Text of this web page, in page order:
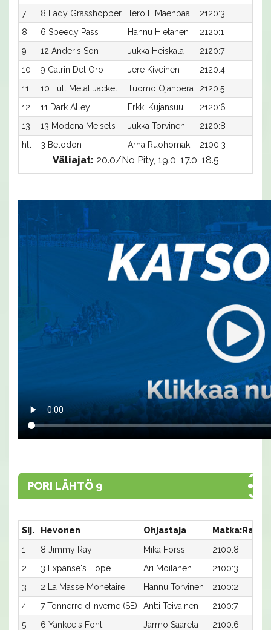
7
8 Lady Grasshopper Tero E Mäenpää 2120:3
8
6 Speedy Pass Hannu Hietanen 2120:1
9
12 Ander's Son Jukka Heiskala 2120:7
10
9 Catrin Del Oro Jere Kiveinen 2120:4
11
10 Full Metal Jacket Tuomo Ojanperä 2120:5
12
11 Dark Alley Erkki Kujansuu 2120:6
13
13 Modena Meisels Jukka Torvinen 2120:8
hll
3 Belodon Arna Ruohomäki 2100:3
Väliajat: 20.0/No Pity, 19.0, 17.0, 18.5
PORI LÄHTÖ 9
Sij. Hevonen Ohjastaja Matka:Rata
1
8 Jimmy Ray Mika Forss 2100:8
2
3 Expanse's Hope Ari Moilanen 2100:3
3
2 La Masse Monetaire Hannu Torvinen 2100:2
4
7 Tonnerre d'Inverne (SE) Antti Teivainen 2100:7
5
6 Yankee's Font Jarmo Saarela 2100:6